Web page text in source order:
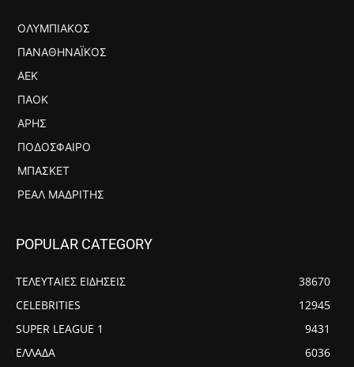
ΟΛΥΜΠΙΑΚΌΣ
ΠΑΝΑΘΗΝΑΪΚΌΣ
ΑΕΚ
ΠΑΟΚ
ΆΡΗΣ
ΠΟΔΌΣΦΑΙΡΟ
ΜΠΆΣΚΕΤ
ΡΕΆΛ ΜΑΔΡΊΤΗΣ
POPULAR CATEGORY
ΤΕΛΕΥΤΑΙΕΣ ΕΙΔΗΣΕΙΣ
38670
CELEBRITIES
12945
SUPER LEAGUE 1
9431
ΕΛΛΑΔΑ
6036